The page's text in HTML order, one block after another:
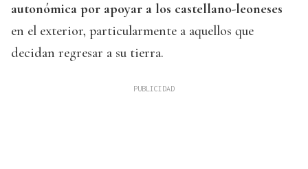
autonómica por apoyar a los castellano-leoneses
en el exterior, particularmente a aquellos que
decidan regresar a su tierra.